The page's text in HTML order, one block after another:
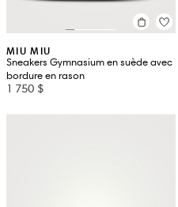
MIU MIU
Sneakers Gymnasium en suède avec
bordure en rason
1 750 $